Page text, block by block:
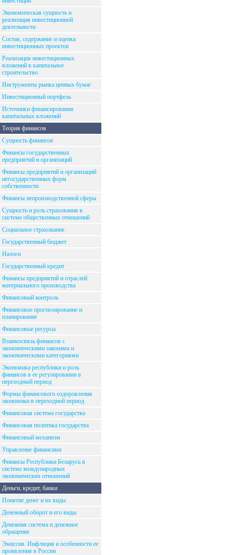
Экономическая сущность и
реализация инвестиционной
деятельности
Состав, содержание и оценка
инвестиционных проектов
Реализация инвестиционных
вложений в капитальное
строительство
Инструменты рынка ценных бумаг
Инвестиционный портфель
Источники финансирования
капитальных вложений
Теория финансов
Сущность финансов
Финансы государственных
предприятий и организаций
Финансы предприятий и организаций
негосударственных форм
собственности
Финансы непроизводственной сферы
Сущность и роль страхования в
системе общественных отношений
Социальное страхование
Государственный бюджет
Налоги
Государственный кредит
Финансы предприятий и отраслей
материального производства
Финансовый контроль
Финансовое прогнозирование и
планирование
Финансовые ресурсы
Взаимосвязь финансов с
экономическими законами и
экономическими категориями
Экономика республики и роль
финансов в ее регулировании в
переходный период
Формы финансового оздоровления
экономики в переходной период
Финансовая система государства
Финансовая политика государства
Финансовый механизм
Управление финансами
Финансы Республики Беларусь в
системе международных
экономических отношений
Деньги, кредит, банки
Понятие денег и их виды
Денежный оборот и его виды
Денежная система и денежное
обращение
Эмиссия. Инфляция и особенности ее
проявления в России